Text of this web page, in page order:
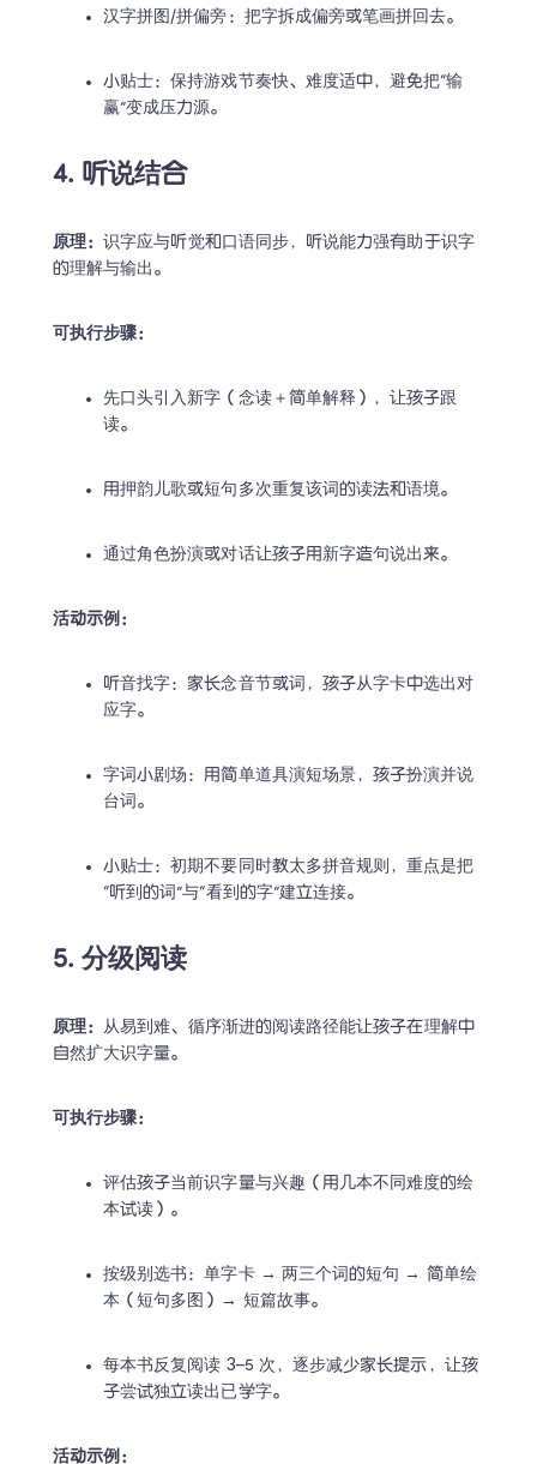
汉字拼图/拼偏旁：把字拆成偏旁或笔画拼回去。
小贴士：保持游戏节奏快、难度适中，避免把“输
赢”变成压力源。
4. 听说结合
原理：识字应与听觉和口语同步，听说能力强有助于识字
的理解与输出。
可执行步骤：
先口头引入新字（念读＋简单解释），让孩子跟
读。
用押韵儿歌或短句多次重复该词的读法和语境。
通过角色扮演或对话让孩子用新字造句说出来。
活动示例：
听音找字：家长念音节或词，孩子从字卡中选出对
应字。
字词小剧场：用简单道具演短场景，孩子扮演并说
台词。
小贴士：初期不要同时教太多拼音规则，重点是把
“听到的词”与“看到的字”建立连接。
5. 分级阅读
原理： 从易到难、循序渐进的阅读路径能让孩子在理解中
自然扩大识字量。
可执行步骤：
评估孩子当前识字量与兴趣（用几本不同难度的绘
本试读）。
按级别选书：单字卡 → 两三个词的短句 → 简单绘
本（短句多图）→ 短篇故事。
每本书反复阅读 3–5 次，逐步减少家长提示，让孩
子尝试独立读出已学字。
活动示例：
Trustpilot • 10k+ 评论
LingoAce 全科在线直播课: 中
文 • 数学 • 英语
得实实在在的学习成果！